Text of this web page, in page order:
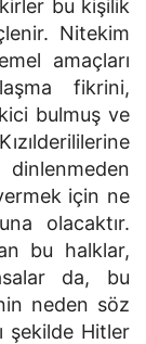
bu kişilik
Nitekim
amaçları
fikrini,
bulmuş ve
için ne
olacaktır.
bu halklar,
da, bu
neden söz
şekilde Hitler